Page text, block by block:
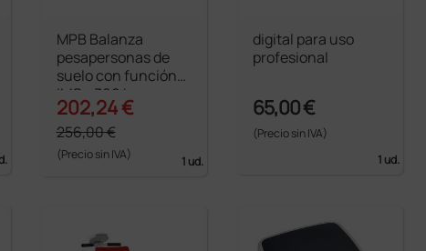
MPB Balanza
pesapersonas de
suelo con función
IMC - 300 kg
202,24 €
256,00 €
(Precio sin IVA) 1 ud.
digital para uso
profesional
65,00 €
(Precio sin IVA)
1 ud.